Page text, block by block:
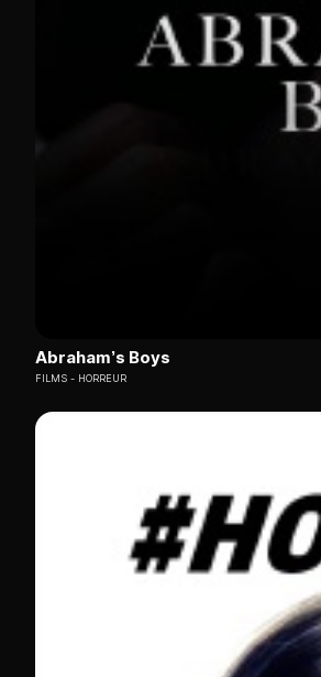
Abraham’s Boys
FILMS HORREUR